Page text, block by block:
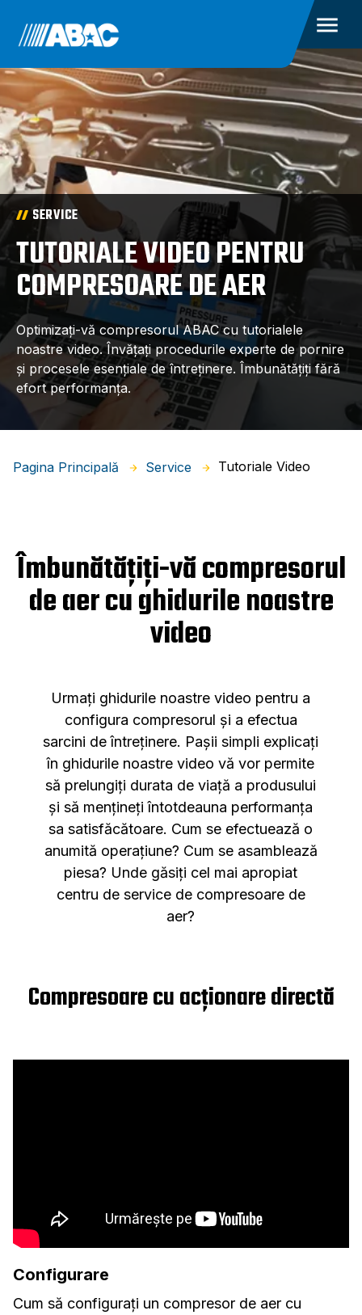
SERVICE
TUTORIALE VIDEO PENTRU
COMPRESOARE DE AER
Optimizați-vă compresorul ABAC cu tutorialele
noastre video. Învățați procedurile experte de pornire
și procesele esențiale de întreținere. Îmbunătățiți fără
efort performanța.
Pagina Principală Service Tutoriale Video
Îmbunătățiți-vă compresorul
de aer cu ghidurile noastre
video
Urmați ghidurile noastre video pentru a
configura compresorul și a efectua
sarcini de întreținere. Pașii simpli explicați
în ghidurile noastre video vă vor permite
să prelungiți durata de viață a produsului
și să mențineți întotdeauna performanța
sa satisfăcătoare. Cum se efectuează o
anumită operațiune? Cum se asamblează
piesa? Unde găsiți cel mai apropiat
centru de service de compresoare de
aer?
Compresoare cu acționare directă
Configurare
Cum să configurați un compresor de aer cu